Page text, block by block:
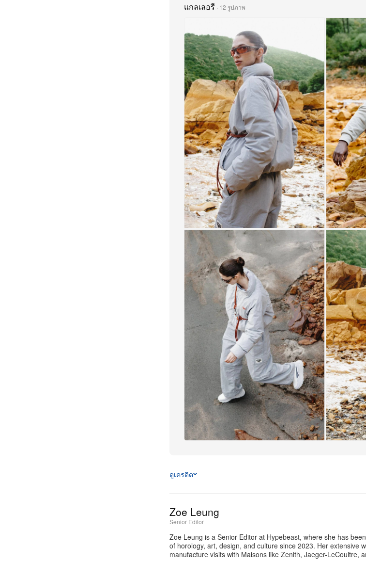
แกลเลอรี · 12 รูปภาพ
ดูเครดิต
Zoe Leung
Senior Editor
Zoe Leung is a Senior Editor at Hypebeast, where she has
of horology, art, design, and culture since 2023. Her extensive
manufacture visits with Maisons like Zenith, Jaeger-LeCoultre,